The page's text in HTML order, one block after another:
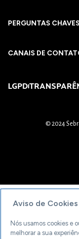
PERGUNTAS CHAVES​
CANAIS DE
LGPD
© 2024
Aviso de Cookies
Nós usamos cookies e
melhorar a sua